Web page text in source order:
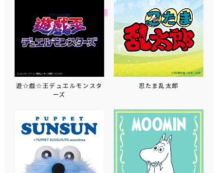
遊☆戯☆王デュエルモンスタ
ーズ
忍たま乱太郎